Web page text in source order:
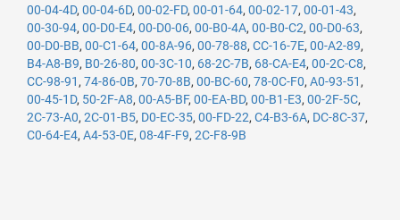
00-04-4D, 00-04-6D, 00-02-FD, 00-01-64, 00-02-17, 00-01-43,
00-30-94, 00-D0-E4, 00-D0-06, 00-B0-4A, 00-B0-C2, 00-D0-63,
00-D0-BB, 00-C1-64, 00-8A-96, 00-78-88, CC-16-7E, 00-A2-89,
B4-A8-B9, B0-26-80, 00-3C-10, 68-2C-7B, 68-CA-E4, 00-2C-C8,
CC-98-91 , 74-86-0B, 70-70-8B, 00-BC-60, 78-0C-F0, A0-93-51 ,
00-45-1D, 50-2F-A8, 00-A5-BF, 00-EA-BD, 00-B1-E3, 00-2F-5C,
2C-73-A0, 2C-01-B5, D0-EC-35, 00-FD-22, C4-B3-6A, DC-8C-37,
C0-64-E4, A4-53-0E, 08-4F-F9, 2C-F8-9B